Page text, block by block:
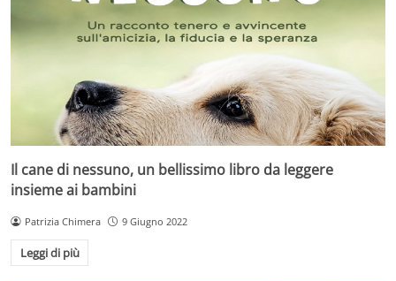
Il cane di nessuno, un bellissimo libro da leggere
insieme ai bambini
Patrizia Chimera 9 Giugno 2022
Leggi di più